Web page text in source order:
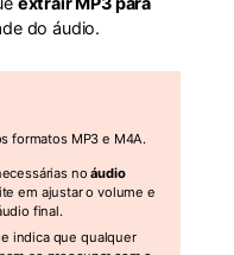
do áudio.
formatos MP3 e M4A.
no áudio
em ajustar o volume e
final.
indica que qualquer